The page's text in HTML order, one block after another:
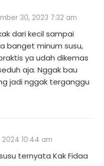
30, 2023 7:32 am
dari kecil sampai
banget minum susu,
ya udah dikemas
aja. Nggak bau
jadi nggak terganggu
2024 10:44 am
ternyata Kak Fidaa